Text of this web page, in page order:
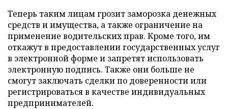
Теперь таким лицам грозит заморозка денежных
средств и имущества, а также ограничение на
применение водительских прав. Кроме того, им
откажут в предоставлении государственных услуг
в электронной форме и запретят использовать
электронную подпись. Также они больше не
смогут заключать сделки по доверенности или
регистрироваться в качестве индивидуальных
предпринимателей.